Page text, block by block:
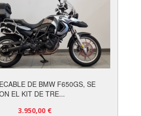
DE BMW F650GS, SE
EL KIT DE TRE...
3.950,00 €